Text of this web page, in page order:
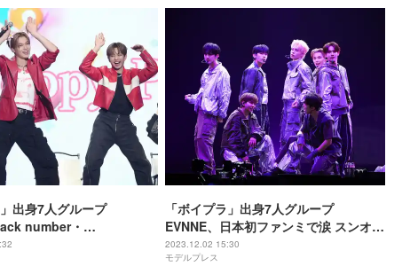
出身7人グループ
number・
・米津玄師…J-POP続々カ
「ボイプラ」出身7人グループ
EVNNE、日本初ファンミで涙 スンオン
「ずっと夢見ていた」＜1st
Fanmeeting [Good EVNNEing] in
2023.12.02 15:30
モデルプレス